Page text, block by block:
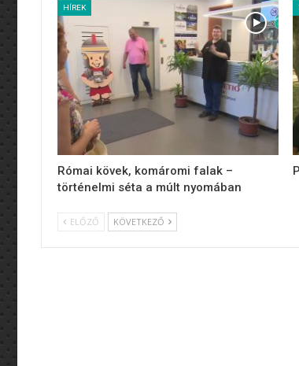
HÍREK
Római kövek, komáromi falak –
történelmi séta a múlt nyomában
ELŐZŐ KÖVETKEZŐ